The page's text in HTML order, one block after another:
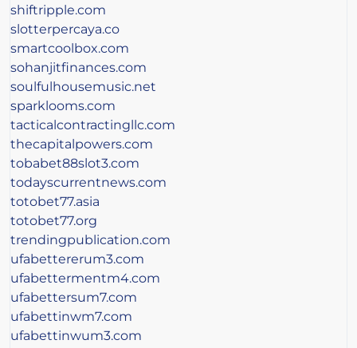
shiftripple.com
slotterpercaya.co
smartcoolbox.com
sohanjitfinances.com
soulfulhousemusic.net
sparklooms.com
tacticalcontractingllc.com
thecapitalpowers.com
tobabet88slot3.com
todayscurrentnews.com
totobet77.asia
totobet77.org
trendingpublication.com
ufabettererum3.com
ufabettermentm4.com
ufabettersum7.com
ufabettinwm7.com
ufabettinwum3.com